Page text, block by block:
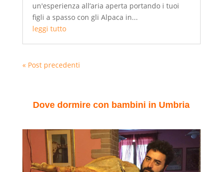
un'esperienza all’aria aperta portando i tuoi
figli a spasso con gli Alpaca in...
leggi tutto
« Post precedenti
Dove dormire con bambini in Umbria